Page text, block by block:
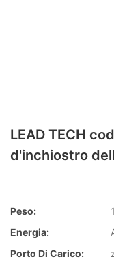
LEAD TECH
d'inchiostro
Peso:
Energia:
Porto Di Carico: